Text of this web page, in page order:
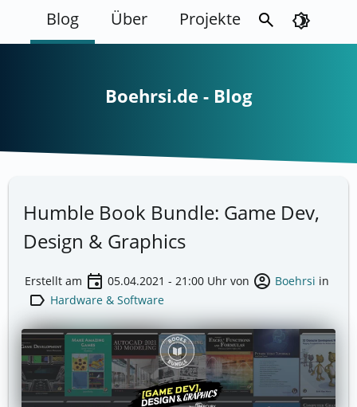
Blog Über Projekte search brightness_4
Boehrsi.de - Blog
Humble Book Bundle: Game Dev,
Design & Graphics
Erstellt am event 05.04.2021 - 21:00 Uhr von account_circle Boehrsi in
label Hardware & Software